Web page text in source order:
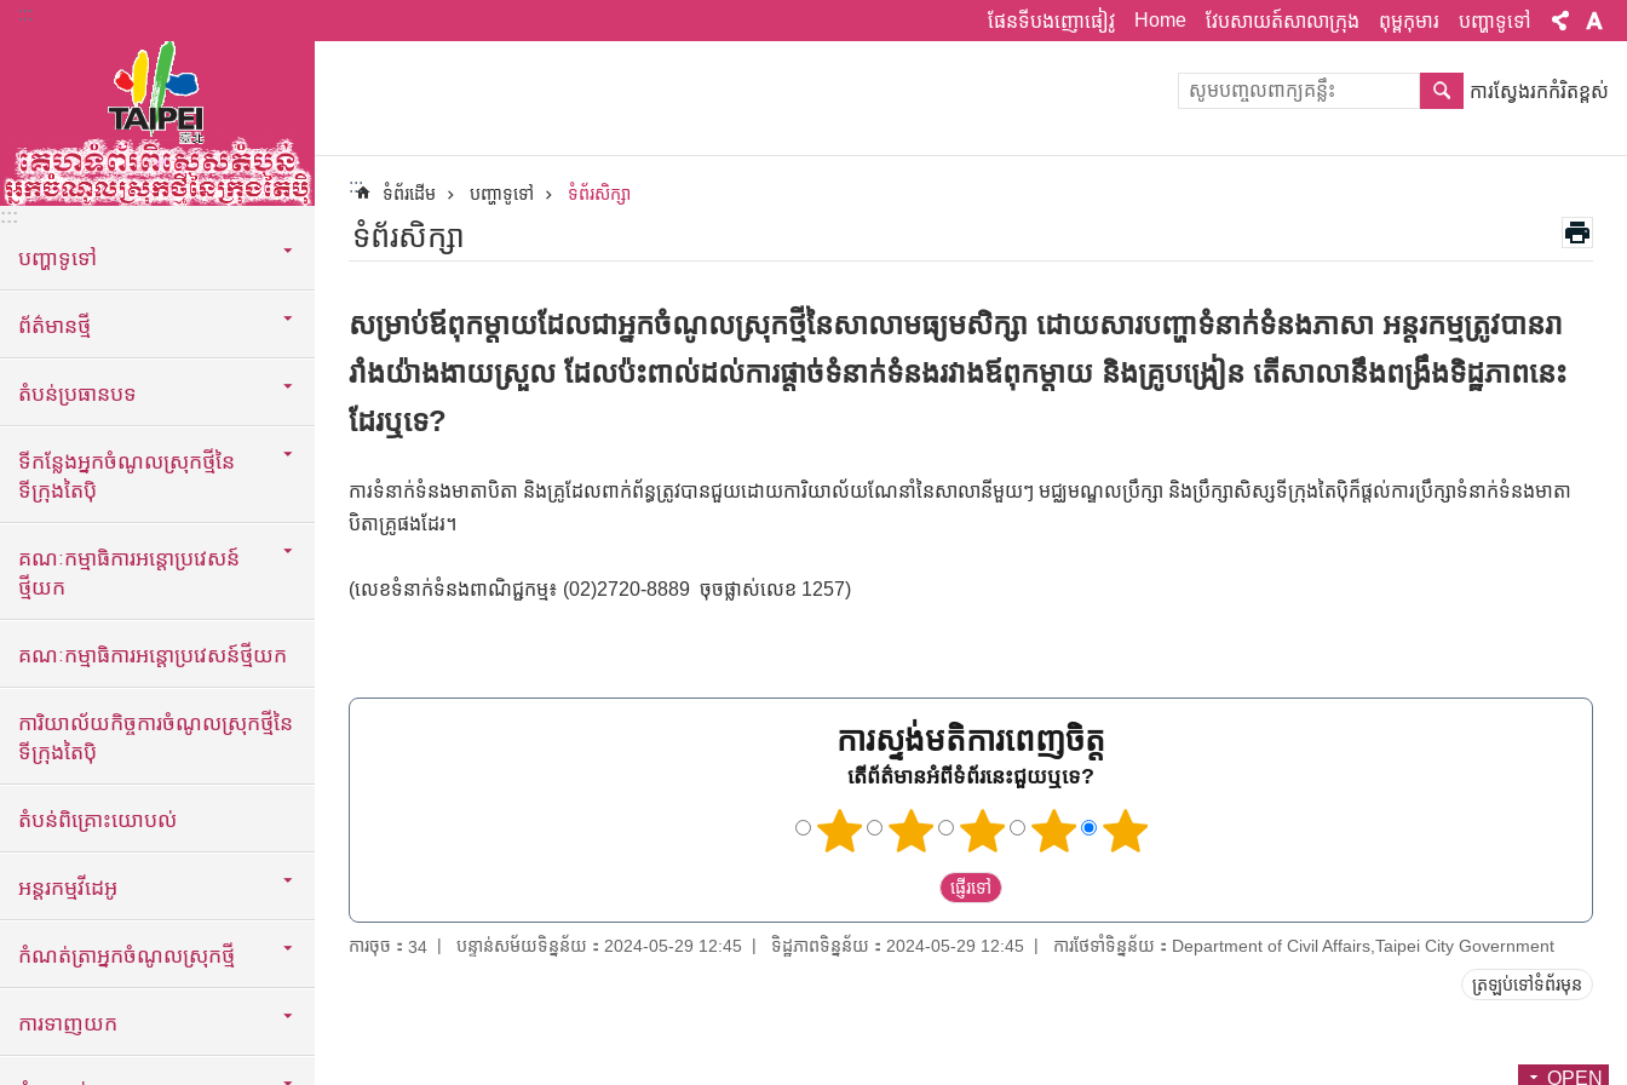
ទៅកាន់មាតិកាប្លុកមាតិកាសំខាន់
::: ផែនទីបងញោផៀវូ Home វែបសាយត៍សាលាក្រុង ពុម្ពកុមារ បញ្ហាទូទៅ
:::
បញ្ហាទូទៅ
ព័ត៌មានថ្មី
តំបន់ប្រធានបទ
ទីកន្លែងអ្នកចំណូលស្រុកថ្មីនៃ
ទីក្រុងតៃប៉ិ
គណៈកម្មាធិការអន្តោប្រវេសន៍
ថ្មីយក
គណៈកម្មាធិការអន្តោប្រវេសន៍ថ្មីយក
ការិយាល័យកិច្ចការចំណូលស្រុកថ្មីនៃ
ទីក្រុងតៃប៉ិ
តំបន់ពិគ្រោះយោបល់
អន្តរកម្មវីដេអូ
កំណត់ត្រាអ្នកចំណូលស្រុកថ្មី
ការទាញយក
ការស្វែងរកកំរិតខ្ពស់
::: ទំព័រដើម បញ្ហាទូទៅ ទំព័រសិក្សា
ទំព័រសិក្សា
សម្រាប់ឪពុកម្តាយដែលជាអ្នកចំណូលស្រុកថ្មីនៃសាលាមធ្យមសិក្សា ដោយសារបញ្ហាទំនាក់ទំនងភាសា អន្តរកម្មត្រូវបានរា
រាំងយ៉ាងងាយស្រួល ដែលប៉ះពាល់ដល់ការផ្តាច់ទំនាក់ទំនងរវាងឪពុកម្តាយ និងគ្រូបង្រៀន តើសាលានឹងពង្រឹងទិដ្ឋភាពនេះ
ដែរឬទេ?
ការទំនាក់ទំនងមាតាបិតា និងគ្រូដែលពាក់ព័ន្ធត្រូវបានជួយដោយការិយាល័យណែនាំនៃសាលានីមួយៗ មជ្ឈមណ្ឌលប្រឹក្សា និងប្រឹក្សាសិស្សទីក្រុងតៃប៉ិក៏ផ្តល់ការប្រឹក្សាទំនាក់ទំនងមាតា
បិតាគ្រូផងដែរ។
(លេខទំនាក់ទំនងពាណិជ្ជកម្ម៖ (02)2720-8889 ចុចផ្លាស់លេខ 1257)
ការស្ទង់មតិការពេញចិត្ត
តើព័ត៌មានអំពីទំព័រនេះជួយឬទេ?
ការចុច： 34 បន្ទាន់សម័យទិន្នន័យ：2024-05-29 12:45 ទិដ្ឋភាពទិន្នន័យ：2024-05-29 12:45 ការថែទាំទិន្នន័យ：Department of Civil Affairs,Taipei City Government
ត្រឡប់ទៅទំព័រមុន
OPEN